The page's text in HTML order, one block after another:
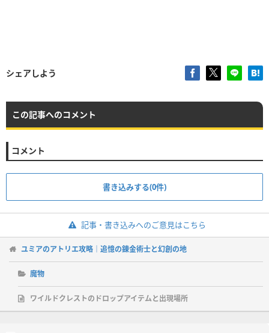
シェアしよう
この記事へのコメント
コメント
書き込みする(0件)
記事・書き込みへのご意見はこちら
ユミアのアトリエ攻略｜追憶の錬金術士と幻創の地
魔物
ワイルドクレストのドロップアイテムと出現場所